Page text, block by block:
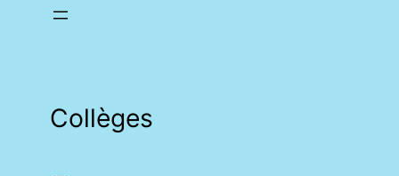
Collèges